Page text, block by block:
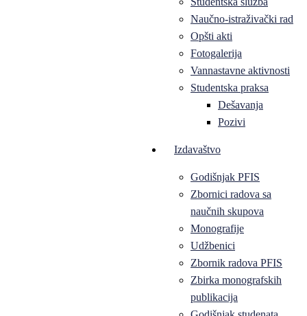
Naučno-istraživački rad
Opšti akti
Fotogalerija
Vannastavne aktivnosti
Studentska praksa
Dešavanja
Pozivi
Izdavaštvo
Godišnjak PFIS
Zbornici radova sa
naučnih skupova
Monografije
Udžbenici
Zbornik radova PFIS
Zbirka monografskih
publikacija